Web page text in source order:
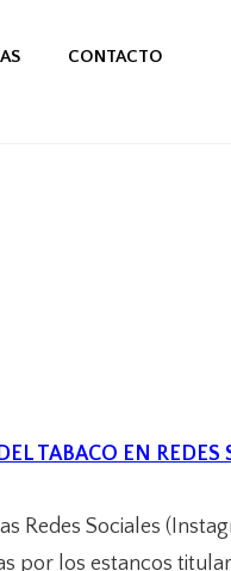
CONTACTO
TABACO EN REDES
Redes Sociales
por los estancos